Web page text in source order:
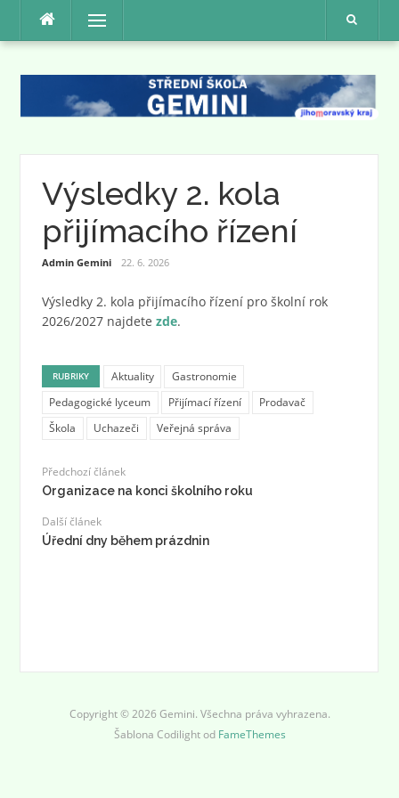
Přeskočit
obsah
Menu
Výsledky 2. kola
přijímacího řízení
Admin Gemini 22. 6. 2026
Výsledky 2. kola přijímacího řízení pro školní rok
2026/2027 najdete zde.
RUBRIKY Aktuality
Gastronomie
Pedagogické lyceum
Přijímací řízení
Prodavač
Škola
Uchazeči Veřejná správa
Předchozí článek
Organizace na konci školního roku
Další článek
Úřední dny během prázdnin
Copyright © 2026 Gemini. Všechna práva vyhrazena.
Šablona Codilight od FameThemes